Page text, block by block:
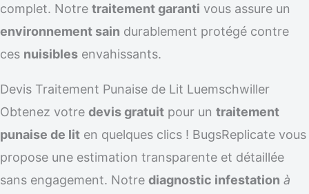
complet. Notre traitement garanti vous assure un
environnement sain durablement protégé contre
ces nuisibles envahissants.
Devis Traitement Punaise de Lit Luemschwiller
Obtenez votre devis gratuit pour un traitement
punaise de lit en quelques clics ! BugsReplicate vous
propose une estimation transparente et détaillée
sans engagement. Notre diagnostic infestation à